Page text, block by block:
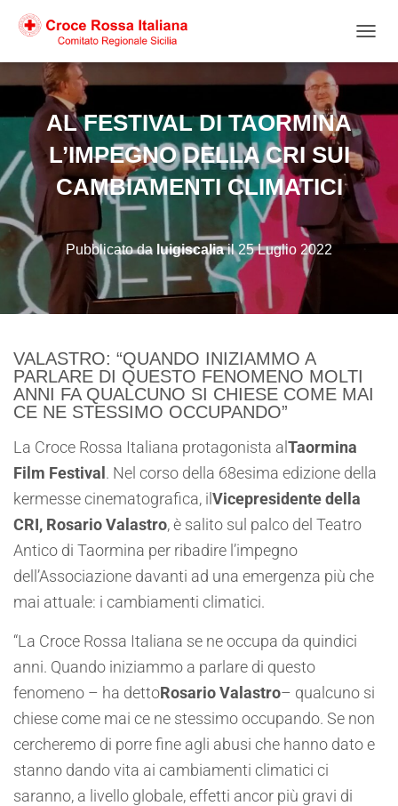
AL FESTIVAL DI TAORMINA
L’IMPEGNO DELLA CRI SUI
CAMBIAMENTI CLIMATICI
Pubblicato da luigiscaliail25 Luglio 2022
VALASTRO: “QUANDO INIZIAMMO A
PARLARE DI QUESTO FENOMENO MOLTI
ANNI FA QUALCUNO SI CHIESE COME MAI
CE NE STESSIMO OCCUPANDO”
La Croce Rossa Italiana protagonista al Taormina
Film Festival . Nel corso della 68esima edizione della
kermesse cinematografica, il Vicepresidente della
CRI, Rosario Valastro, è salito sul palco del Teatro
Antico di Taormina per ribadire l’impegno
dell’Associazione davanti ad una emergenza più che
mai attuale: i cambiamenti climatici.
“La Croce Rossa Italiana se ne occupa da quindici
anni. Quando iniziammo a parlare di questo
fenomeno – ha dettoRosario Valastro– qualcuno si
chiese come mai ce ne stessimo occupando. Se non
cercheremo di porre fine agli abusi che hanno dato e
stanno dando vita ai cambiamenti climatici ci
saranno, a livello globale, effetti ancor più gravi di